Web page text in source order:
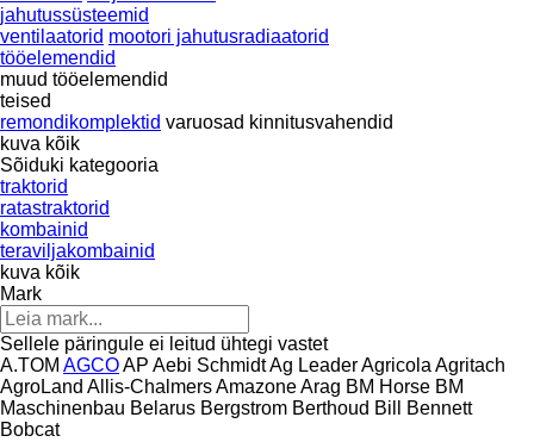
jahutussüsteemid
ventilaatorid mootori jahutusradiaatorid
tööelemendid
muud tööelemendid
teised
remondikomplektid varuosad kinnitusvahendid
kuva kõik
Sõiduki kategooria
traktorid
ratastraktorid
kombainid
teraviljakombainid
kuva kõik
Mark
Sellele päringule ei leitud ühtegi vastet
A.TOM AGCOAP Aebi SchmidtAg LeaderAgricola Agritach
AgroLand Allis-ChalmersAmazoneArag BM Horse BM
Maschinenbau Belarus Bergstrom Berthoud Bill Bennett
Bobcat